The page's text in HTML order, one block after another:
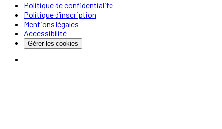
Politique de confidentialité
Politique d’inscription
Mentions légales
Accessibilité
Gérer les cookies